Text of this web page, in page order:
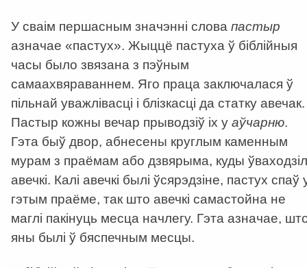
У сваім першасным значэнні слова пастыр
азначае «пастух». Жыццё пастуха ў біблійныя
часы было звязана з пэўным
самаахвяраваннем. Яго праца заключалася ў
пільнай уважлівасці і блізкасці да статку авечак.
Пастыр кожны вечар прыводзіў іх у аўчарню.
Гэта быў двор, абнесены круглым каменным
мурам з праёмам або дзвярыма, куды
авечкі. Калі авечкі былі ўсярэдзіне, пастух спаў
гэтым праёме, так што авечкі самастойна не
маглі пакінуць месца начлегу. Гэта азначае,
яны былі ў бяспечным месцы.